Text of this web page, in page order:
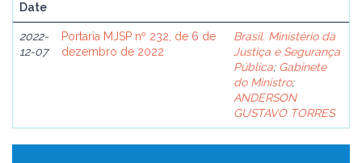
Date
2022-
12-07
Portaria MJSP nº 232, de 6 de
dezembro de 2022
Brasil. Ministério da
Justiça e Segurança
Pública; Gabinete
do Ministro;
ANDERSON
GUSTAVO TORRES